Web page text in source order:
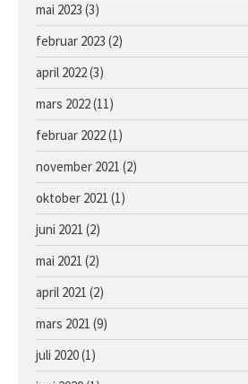
mai 2023 (3)
februar 2023 (2)
april 2022(3)
mars 2022(11)
februar 2022(1)
november 2021 (2)
oktober 2021 (1)
juni 2021 (2)
mai 2021 (2)
april 2021 (2)
mars 2021 (9)
juli 2020(1)